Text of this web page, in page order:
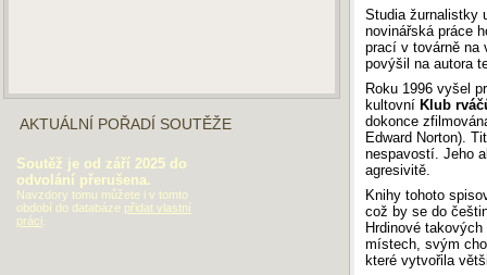
Studia žurnalistky
novinářská práce
prací v továrně na
povýšil na autora
Roku 1996 vyšel
kultovní Klub
dokonce
Edward Norton).
nespavostí. Jeho
agresivitě.
Knihy tohoto
což by se do
Hrdinové
místech, svým
které vytvořila
AKTUÁLNÍ POŘADÍ SOUTĚŽE
Soutěž je od září 2025 do
odvolání přerušena.
Navzdory tomu můžete i v tomto
období do databáze přidat vlastní
práci